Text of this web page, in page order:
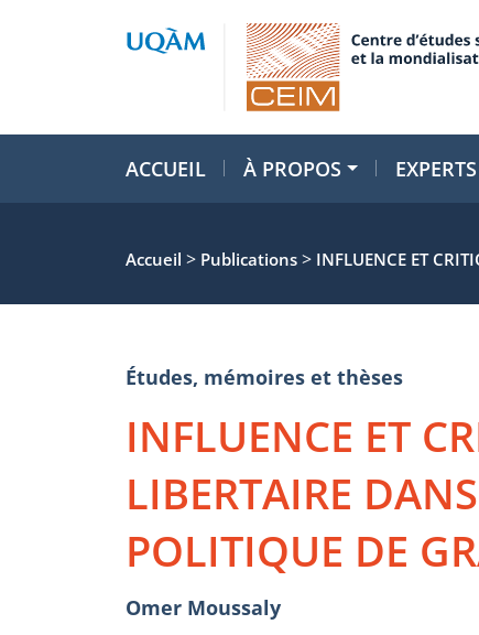
ACCUEIL À PROPOS EXPERTS
Accueil > Publications > INFLUENCE ET
Études, mémoires et thèses
INFLUENCE ET
LIBERTAIRE
POLITIQUE DE
Omer Moussaly